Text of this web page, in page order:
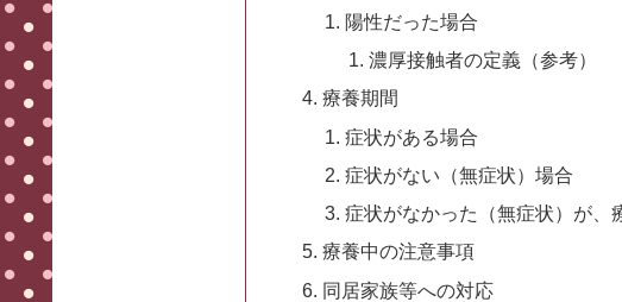
陽性だった場合
濃厚接触者の定義（参考）
療養期間
症状がある場合
症状がない（無症状）場合
症状がなかった（無症状）が、
療養中の注意事項
同居家族等への対応